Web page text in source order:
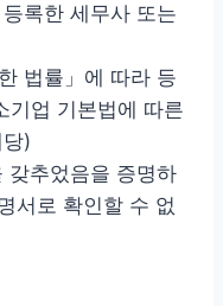
등록한 세무사 또는
법률」에 따라 등
기업 기본법에 따른
)
갖추었음을 증명하
서로 확인할 수 없